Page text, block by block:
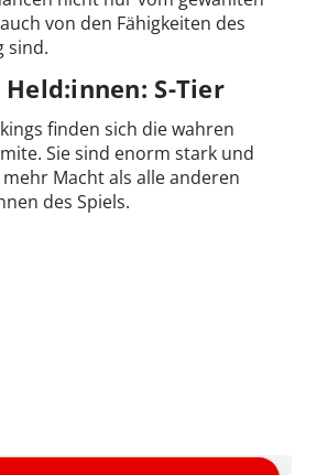
von den Fähigkeiten des
sind.
S-Tier
finden sich die wahren
Sie sind enorm stark und
Macht als alle anderen
des Spiels.